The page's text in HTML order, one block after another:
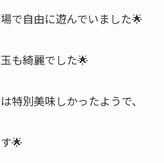
で自由に遊んでいました🌟
も綺麗でした🌟
特別美味しかったようで、
🌟